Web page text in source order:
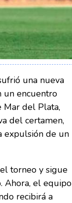
una nueva
un encuentro
Mar del Plata,
del certamen,
expulsión de un
torneo y sigue
Ahora, el equipo
recibirá a